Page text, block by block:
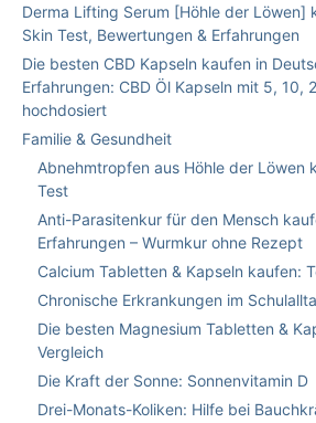
Derma Lifting Serum [Höhle der Löwen]
Skin Test, Bewertungen & Erfahrungen
Die besten CBD Kapseln kaufen in
Erfahrungen: CBD Öl Kapseln mit 5, 10,
hochdosiert
Familie & Gesundheit
Abnehmtropfen aus Höhle der Löwen
Test
Anti-Parasitenkur für den Mensch
Erfahrungen – Wurmkur ohne Rezept
Calcium Tabletten & Kapseln kaufen:
Chronische Erkrankungen im
Die besten Magnesium Tabletten &
Vergleich
Die Kraft der Sonne: Sonnenvitamin D
Drei-Monats-Koliken: Hilfe bei